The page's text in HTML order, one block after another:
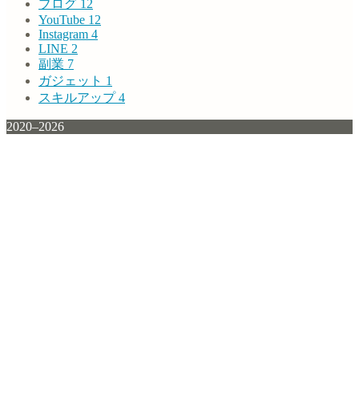
ブログ 12
YouTube 12
Instagram 4
LINE 2
副業 7
ガジェット 1
スキルアップ4
2020–2026